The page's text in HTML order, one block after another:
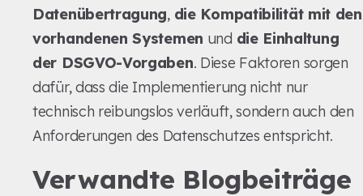
Datenübertragung, die Kompatibilität mit den
vorhandenen Systemen und die Einhaltung
der DSGVO-Vorgaben. Diese Faktoren sorgen
dafür, dass die Implementierung nicht nur
technisch reibungslos verläuft, sondern auch den
Anforderungen des Datenschutzes entspricht.
Verwandte Blogbeiträge